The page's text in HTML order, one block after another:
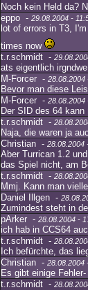
Noch kein Held da?
eppo - 29.08.2004 -
lot of errors in T3,
times now
t.r.schmidt -
ats eigentlich
M-Forcer - 28.08.2004
Bevor man diese
M-Forcer - 28.08.2004
Der SID des 64
t.r.schmidt -
Naja, die waren ja
Christian - 28.08.2004
Aber Turrican 1.2
das Spiel nicht, am
t.r.schmidt -
Mmj. Kann man
Daniel Illgen -
Zumindest steht in
pArker - 28.08.2004 -
ich hab in CCS64
t.r.schmidt -
Ich befürchte, das
Christian - 28.08.2004
Es gibt einige
t.r.schmidt -